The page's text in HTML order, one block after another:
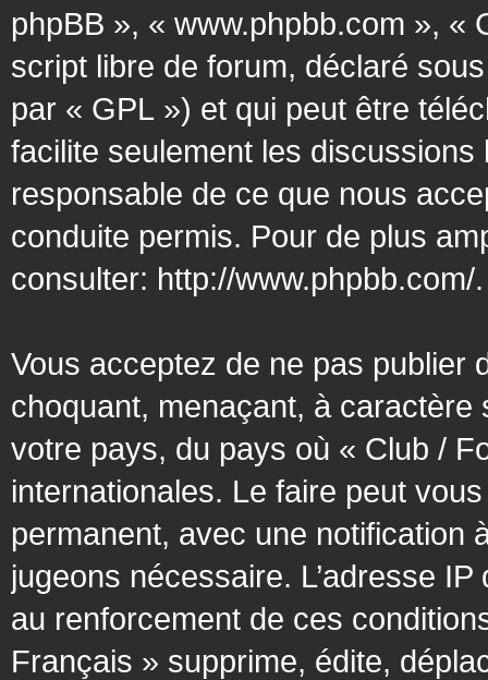
phpBB », « www.phpbb.com », «
script libre de forum, déclaré
par « GPL ») et qui peut être
facilite seulement les
responsable de ce que nous
conduite permis. Pour de plus
consulter: http://www.phpbb.com/.
Vous acceptez de ne pas publier
choquant, menaçant, à
votre pays, du pays où « Club /
internationales. Le faire peut
permanent, avec une notification
jugeons nécessaire. L’adresse
au renforcement de ces
Français » supprime, édite,